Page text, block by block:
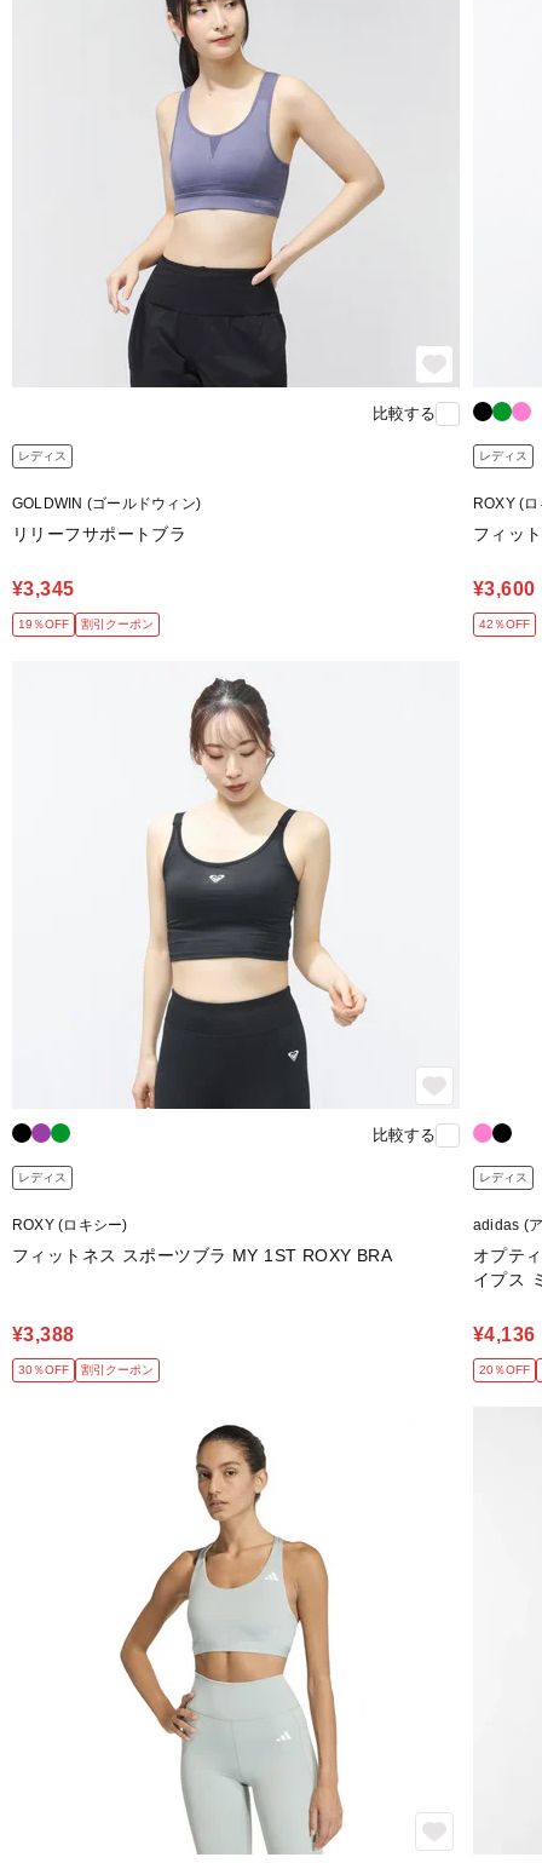
比較する
レディス
GOLDWIN (ゴールドウィン)
リリーフサポートブラ
¥3,345
19％OFF 割引クーポン
レディス
ROXY (
フィッ
¥3,600
42％OFF
比較する
レディス
ROXY (ロキシー)
フィットネス スポーツブラ MY 1ST ROXY BRA
¥3,388
30％OFF 割引クーポン
レディス
adidas (
オプテ
イプス
¥4,136
20％OFF